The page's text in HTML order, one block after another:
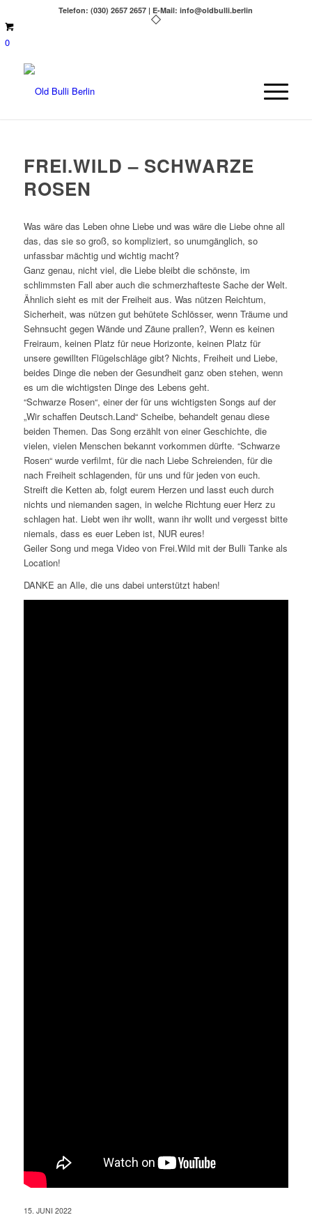
Telefon: (030) 2657 2657 | E-Mail: info@oldbulli.berlin
0
FREI.WILD – SCHWARZE
ROSEN
Was wäre das Leben ohne Liebe und was wäre die Liebe ohne all
das, das sie so groß, so kompliziert, so unumgänglich, so
unfassbar mächtig und wichtig macht?
Ganz genau, nicht viel, die Liebe bleibt die schönste, im
schlimmsten Fall aber auch die schmerzhafteste Sache der Welt.
Ähnlich sieht es mit der Freiheit aus. Was nützen Reichtum,
Sicherheit, was nützen gut behütete Schlösser, wenn Träume und
Sehnsucht gegen Wände und Zäune prallen?, Wenn es keinen
Freiraum, keinen Platz für neue Horizonte, keinen Platz für
unsere gewillten Flügelschläge gibt? Nichts, Freiheit und Liebe,
beides Dinge die neben der Gesundheit ganz oben stehen, wenn
es um die wichtigsten Dinge des Lebens geht.
“Schwarze Rosen“, einer der für uns wichtigsten Songs auf der
„Wir schaffen Deutsch.Land“ Scheibe, behandelt genau diese
beiden Themen. Das Song erzählt von einer Geschichte, die
vielen, vielen Menschen bekannt vorkommen dürfte. “Schwarze
Rosen“ wurde verfilmt, für die nach Liebe Schreienden, für die
nach Freiheit schlagenden, für uns und für jeden von euch.
Streift die Ketten ab, folgt eurem Herzen und lasst euch durch
nichts und niemanden sagen, in welche Richtung euer Herz zu
schlagen hat. Liebt wen ihr wollt, wann ihr wollt und vergesst bitte
niemals, dass es euer Leben ist, NUR eures!
Geiler Song und mega Video von Frei.Wild mit der Bulli Tanke als
Location!
DANKE an Alle, die uns dabei unterstützt haben!
15. JUNI 2022